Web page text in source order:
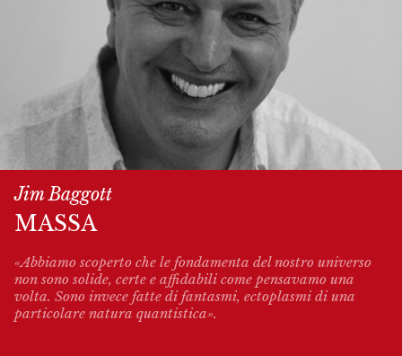
Jim Baggott
MASSA
«Abbiamo scoperto che le fondamenta del nostro universo
non sono solide, certe e affidabili come pensavamo una
volta. Sono invece fatte di fantasmi, ectoplasmi di una
particolare natura quantistica».